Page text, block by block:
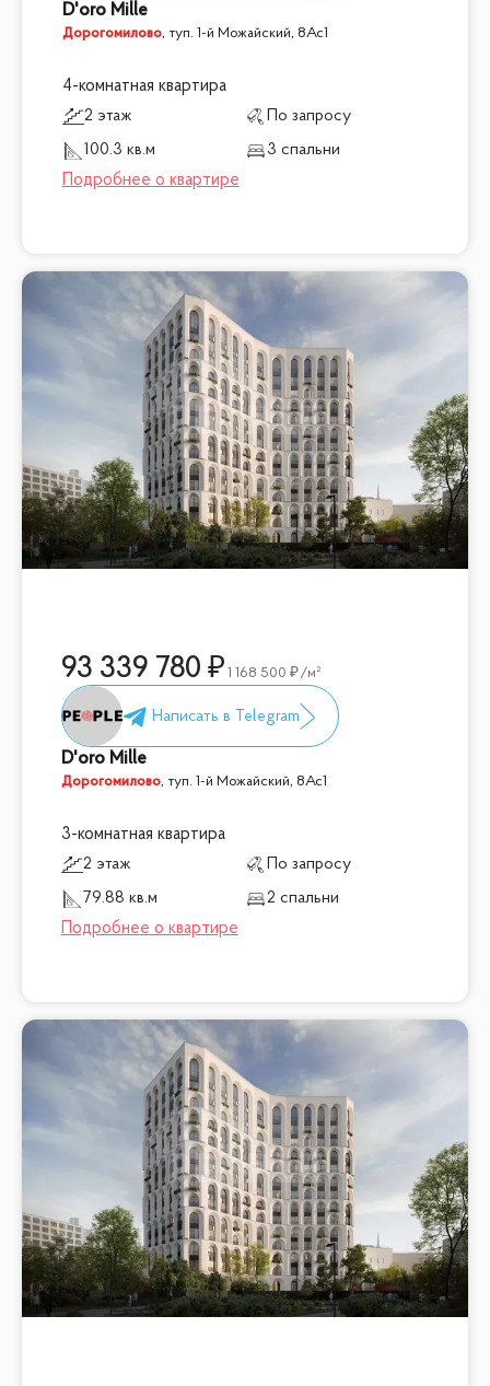
D'oro Mille
Дорогомилово, туп. 1-й Можайский, 8Ас1
4-комнатная квартира
2 этаж
По запросу
100.3 кв.м
3 спальни
93 339 780 1 168 500 /м²
D'oro Mille
Дорогомилово, туп. 1-й Можайский, 8Ас1
3-комнатная квартира
2 этаж
По запросу
79.88 кв.м
2 спальни